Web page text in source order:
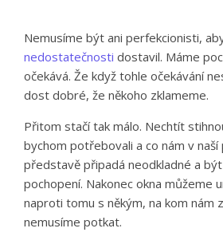
Nemusíme být ani perfekcionisti,
nedostatečnosti dostavil. Máme
očekává. Že když tohle očekávání
dost dobré, že někoho zklameme.
Přitom stačí tak málo. Nechtít
bychom potřebovali a co nám v naší
představě připadá neodkladné a
pochopení. Nakonec okna můžeme
naproti tomu s někým, na kom nám
nemusíme potkat.